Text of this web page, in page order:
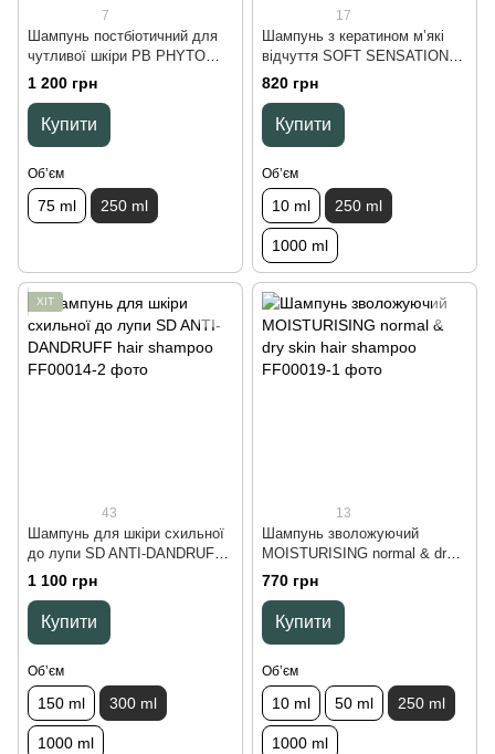
7
Шампунь постбіотичний для
чутливої шкіри PB PHYTO
BIOTIC hair shampoo, 250 ml
1 200 грн
Купити
Обʼєм
75 ml 250 ml
17
Шампунь з кератином мʼякі
відчуття SOFT SENSATIONS
hair shampoo, 250 ml
820 грн
Купити
Обʼєм
10 ml 250 ml
1000 ml
ХІТ
43
Шампунь для шкіри схильної
до лупи SD ANTI-DANDRUFF
hair shampoo, 300 ml
1 100 грн
Купити
Обʼєм
150 ml 300 ml
1000 ml
13
Шампунь зволожуючий
MOISTURISING normal & dry
skin hair shampoo, 250 ml
770 грн
Купити
Обʼєм
10 ml 50 ml 250 ml
1000 ml